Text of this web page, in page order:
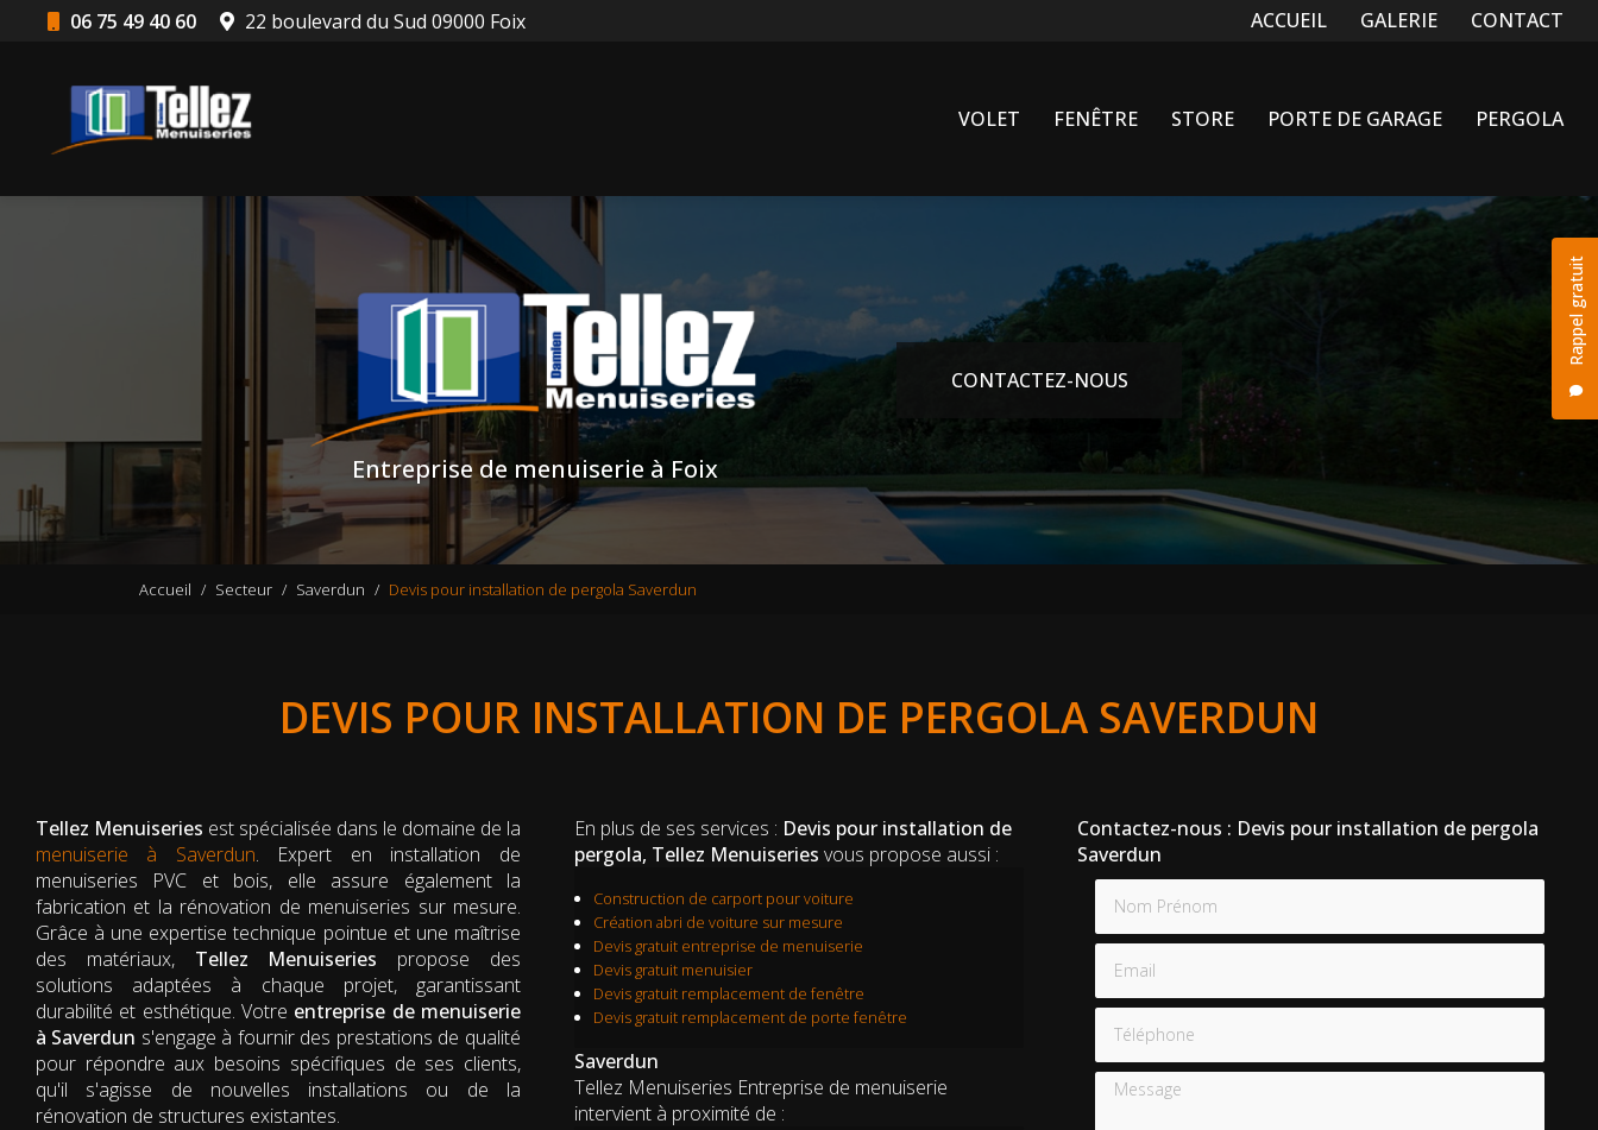
06 75 49 40 60 22 boulevard du Sud 09000 Foix Navigation secondaire
ACCUEIL GALERIE CONTACT
Rappel gratuit
VOLET FENÊTRE STORE PORTE DE GARAGE PERGOLA
Entreprise de menuiserie à Foix
CONTACTEZ-NOUS
Accueil Secteur Saverdun Devis pour installation de pergola Saverdun
DEVIS POUR INSTALLATION DE PERGOLA SAVERDUN
Tellez Menuiseries est spécialisée dans le domaine de la
menuiserie à Saverdun. Expert en installation de
menuiseries PVC et bois, elle assure également la
fabrication et la rénovation de menuiseries sur mesure.
Grâce à une expertise technique pointue et une maîtrise
des matériaux, Tellez Menuiseries propose des
solutions adaptées à chaque projet, garantissant
durabilité et esthétique. Votre entreprise de menuiserie
à Saverdun s'engage à fournir des prestations de qualité
pour répondre aux besoins spécifiques de ses clients,
qu'il s'agisse de nouvelles installations ou de la
rénovation de structures existantes.
En plus de ses services : Devis pour installation de
pergola, Tellez Menuiseries vous propose aussi :
Construction de carport pour voiture
Création abri de voiture sur mesure
Devis gratuit entreprise de menuiserie
Devis gratuit menuisier
Devis gratuit remplacement de fenêtre
Devis gratuit remplacement de porte fenêtre
Saverdun
Tellez Menuiseries Entreprise de menuiserie
intervient à proximité de :
Contactez-nous : Devis pour installation de pergola
Saverdun
Nom Prénom
Email
Téléphone
Message